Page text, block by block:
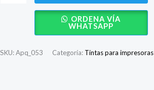
era:
S/ 65.40.
es:
S/ 46.80.
ORDENA VÍA
WHATSAPP
SKU:Apq_053 Categoría: Tintas para impresoras